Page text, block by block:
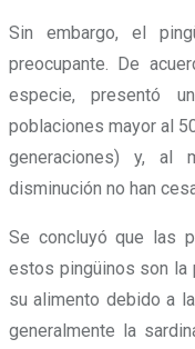
Sin embargo, el
preocupante. De
especie,presentó
poblaciones mayor al
generaciones) y, al
disminución no han
Se concluyó que las
estos pingüinos son la
su alimento debido a
generalmente la